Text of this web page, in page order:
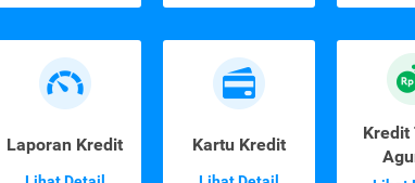
Laporan Kredit Kartu Kredit
Kredit